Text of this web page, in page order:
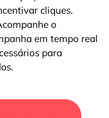
cliques.
o
em tempo real
para